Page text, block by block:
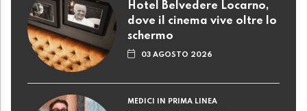
Hotel Belvedere Locarno,
dove il cinema vive oltre lo
schermo
03 AGOSTO 2026
MEDICI IN PRIMA LINEA